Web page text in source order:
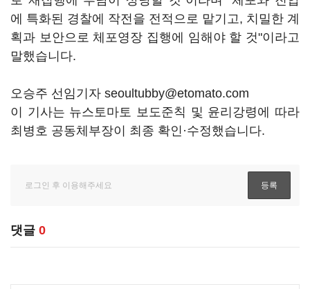
에 특화된 경찰에 작전을 전적으로 맡기고, 치밀한 계
획과 보안으로 체포영장 집행에 임해야 할 것"이라고
말했습니다.
오승주 선임기자 seoultubby@etomato.com
이 기사는 뉴스토마토 보도준칙 및 윤리강령에 따라
최병호 공동체부장이 최종 확인·수정했습니다.
댓글 0